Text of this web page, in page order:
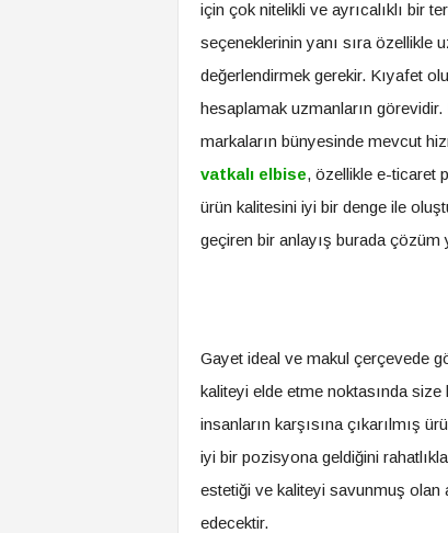
için çok nitelikli ve ayrıcalıklı bir
seçeneklerinin yanı sıra özellikle
değerlendirmek gerekir. Kıyafet
hesaplamak uzmanların
markaların bünyesinde mevcut
vatkalı elbise, özellikle e-ticaret
ürün kalitesini iyi bir denge ile
geçiren bir anlayış burada
Gayet ideal ve makul çerçevede
kaliteyi elde etme noktasında size
insanların karşısına çıkarılmış
iyi bir pozisyona geldiğini
estetiği ve kaliteyi savunmuş olan
edecektir.